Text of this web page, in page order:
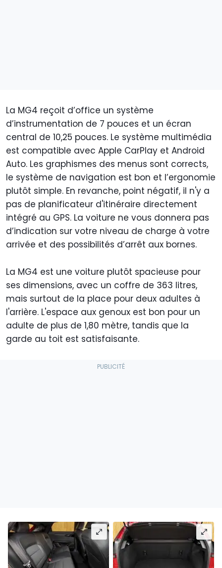
La MG4 reçoit d’office un système
d’instrumentation de 7 pouces et un écran
central de 10,25 pouces. Le système multimédia
est compatible avec Apple CarPlay et Android
Auto. Les graphismes des menus sont corrects,
le système de navigation est bon et l’ergonomie
plutôt simple. En revanche, point négatif, il n'y a
pas de planificateur d'itinéraire directement
intégré au GPS. La voiture ne vous donnera pas
d’indication sur votre niveau de charge à votre
arrivée et des possibilités d’arrêt aux bornes.
La MG4 est une voiture plutôt spacieuse pour
ses dimensions, avec un coffre de 363 litres,
mais surtout de la place pour deux adultes à
l'arrière. L'espace aux genoux est bon pour un
adulte de plus de 1,80 mètre, tandis que la
garde au toit est satisfaisante.